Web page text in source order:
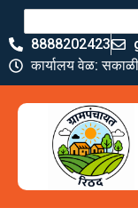
8888202423
कार्यालय वेळ: